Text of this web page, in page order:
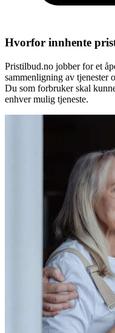
Hvorfor innhente
Pristilbud.no jobber for et
sammenligning av tjenester
Du som forbruker skal
enhver mulig tjeneste.